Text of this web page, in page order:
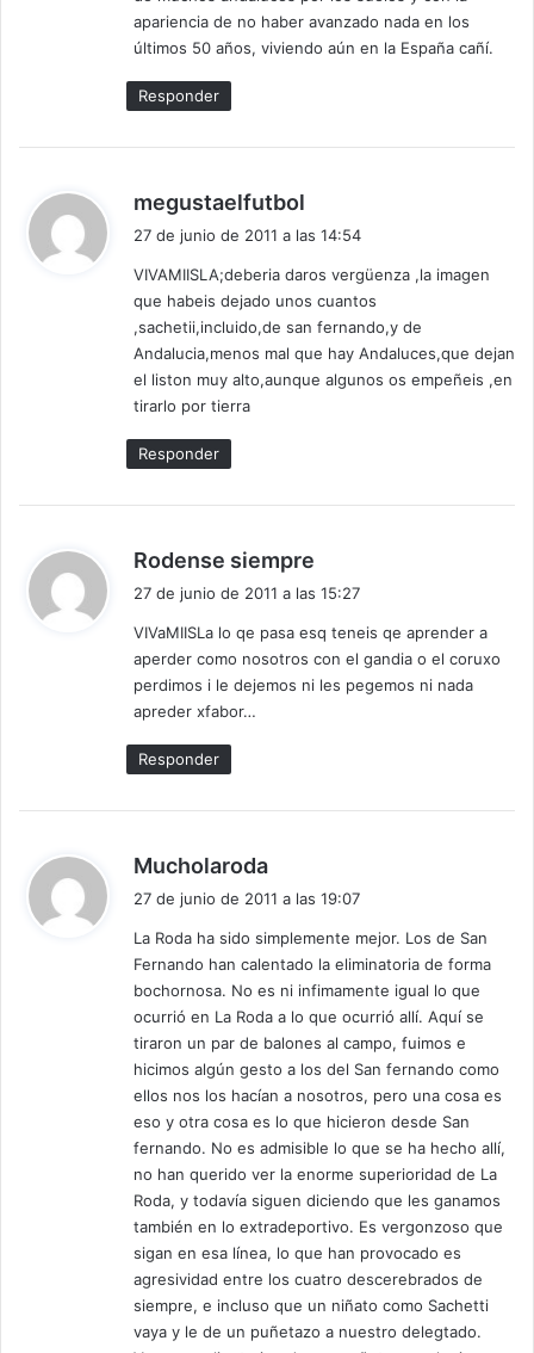
apariencia de no haber avanzado nada en los
últimos 50 años, viviendo aún en la España cañí.
Responder
megustaelfutbol
e
:
27 de junio de 2011 a las 14:54
VIVAMIISLA;deberia daros vergüenza ,la imagen
que habeis dejado unos cuantos
,sachetii,incluido,de san fernando,y de
Andalucia,menos mal que hay Andaluces,que dejan
el liston muy alto,aunque algunos os empeñeis ,en
tirarlo por tierra
Responder
Rodense siempre
e
:
27 de junio de 2011 a las 15:27
VIVaMIISLa lo qe pasa esq teneis qe aprender a
aperder como nosotros con el gandia o el coruxo
perdimos i le dejemos ni les pegemos ni nada
apreder xfabor…
Responder
Mucholaroda
e
:
27 de junio de 2011 a las 19:07
La Roda ha sido simplemente mejor. Los de San
Fernando han calentado la eliminatoria de forma
bochornosa. No es ni infimamente igual lo que
ocurrió en La Roda a lo que ocurrió allí. Aquí se
tiraron un par de balones al campo, fuimos e
hicimos algún gesto a los del San fernando como
ellos nos los hacían a nosotros, pero una cosa es
eso y otra cosa es lo que hicieron desde San
fernando. No es admisible lo que se ha hecho allí,
no han querido ver la enorme superioridad de La
Roda, y todavía siguen diciendo que les ganamos
también en lo extradeportivo. Es vergonzoso que
sigan en esa línea, lo que han provocado es
agresividad entre los cuatro descerebrados de
siempre, e incluso que un niñato como Sachetti
vaya y le de un puñetazo a nuestro delegtado.